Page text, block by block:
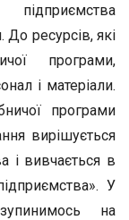
підприємства
ресурсів, які
програми,
і матеріали.
програми
вирішується
і вивчається в
У
на